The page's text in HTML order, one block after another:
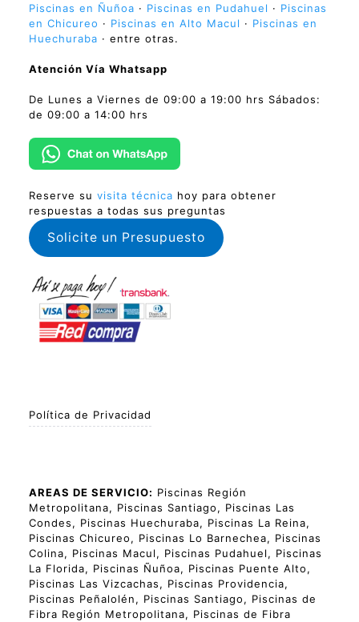
Piscinas en Ñuñoa · Piscinas en Pudahuel · Piscinas
en Chicureo · Piscinas en Alto Macul · Piscinas en
Huechuraba · entre otras.
Atención Vía Whatsapp
De Lunes a Viernes de 09:00 a 19:00 hrs Sábados:
de 09:00 a 14:00 hrs
Reserve su visita técnica hoy para obtener
respuestas a todas sus preguntas
Solicite un Presupuesto
Política de Privacidad
AREAS DE SERVICIO: Piscinas Región
Metropolitana, Piscinas Santiago, Piscinas Las
Condes, Piscinas Huechuraba, Piscinas La Reina,
Piscinas Chicureo, Piscinas Lo Barnechea, Piscinas
Colina, Piscinas Macul, Piscinas Pudahuel, Piscinas
La Florida, Piscinas Ñuñoa, Piscinas Puente Alto,
Piscinas Las Vizcachas, Piscinas Providencia,
Piscinas Peñalolén, Piscinas Santiago, Piscinas de
Fibra Región Metropolitana, Piscinas de Fibra